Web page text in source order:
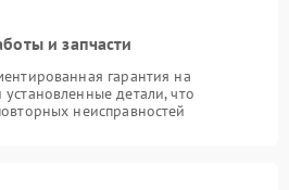
и запчасти
гарантия на
детали, что
неисправностей